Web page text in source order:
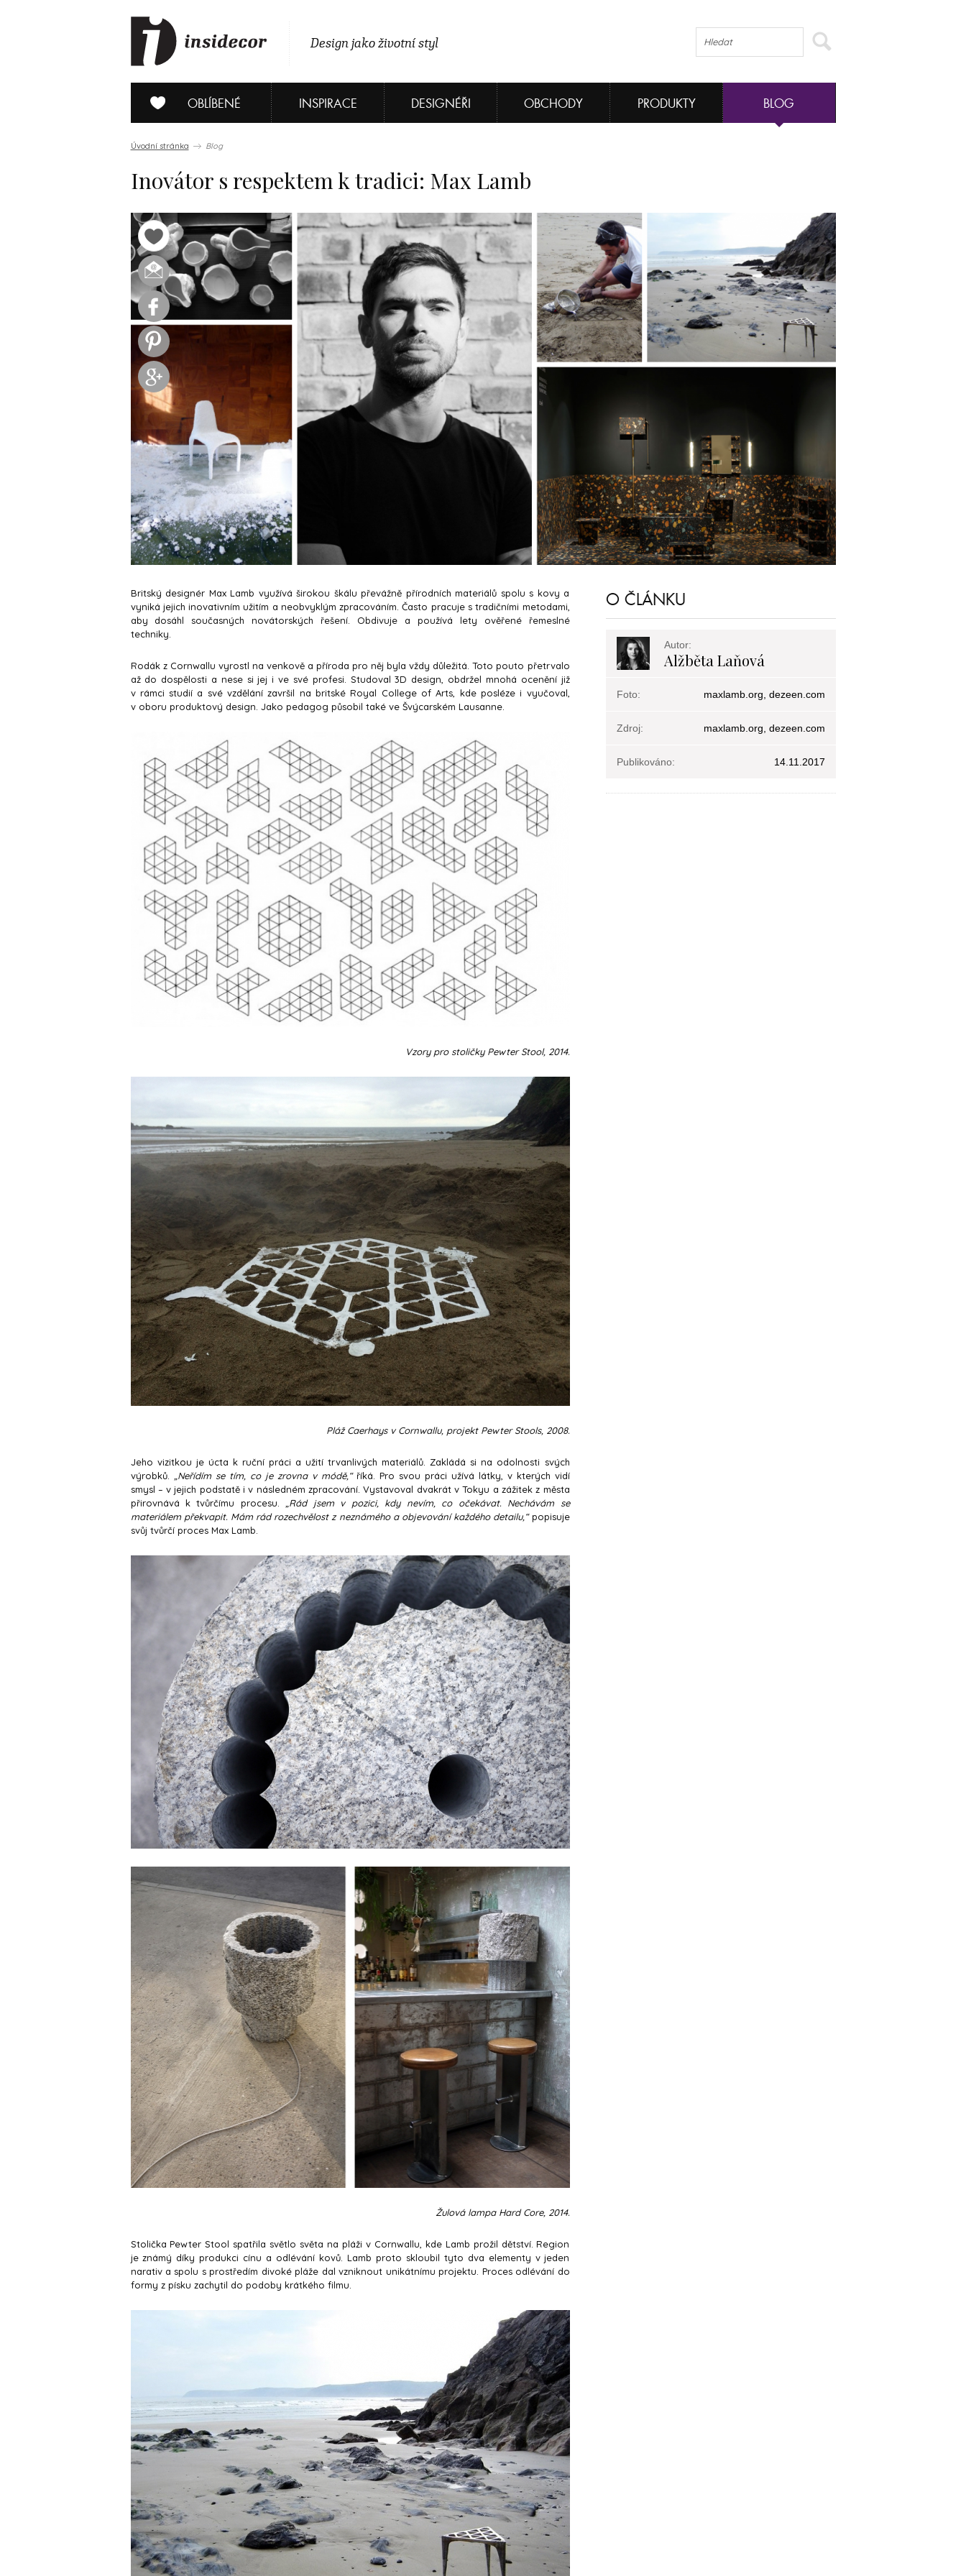
Design jako životní styl
OBLÍBENÉ INSPIRACE DESIGNÉŘI OBCHODY PRODUKTY BLOG
Úvodní stránka Blog
Inovátor s respektem k tradici: Max Lamb
Britský designér Max Lamb využívá širokou škálu převážně přírodních materiálů spolu s kovy a
vyniká jejich inovativním užitím a neobvyklým zpracováním. Často pracuje s tradičními metodami,
aby dosáhl současných novátorských řešení. Obdivuje a používá lety ověřené řemeslné
techniky.
Rodák z Cornwallu vyrostl na venkově a příroda pro něj byla vždy důležitá. Toto pouto přetrvalo
až do dospělosti a nese si jej i ve své profesi. Studoval 3D design, obdržel mnohá ocenění již
v rámci studií a své vzdělání završil na britské Royal College of Arts, kde posléze i vyučoval,
v oboru produktový design. Jako pedagog působil také ve Švýcarském Lausanne.
Vzory pro stoličky Pewter Stool, 2014.
Pláž Caerhays v Cornwallu, projekt Pewter Stools, 2008.
Jeho vizitkou je úcta k ruční práci a užití trvanlivých materiálů. Zakládá si na odolnosti svých
výrobků.
„Neřídím se tím, co je zrovna v módě,“říká. Pro svou práci užívá látky, v kterých vidí
smysl – v jejich podstatě i v následném zpracování. Vystavoval dvakrát v Tokyu a zážitek z města
přirovnává k tvůrčímu procesu.
„Rád jsem v pozici, kdy nevím, co očekávat. Nechávám se
materiálem překvapit. Mám rád rozechvělost z neznámého a objevování každého detailu,“popisuje
svůj tvůrčí proces Max Lamb.
Žulová lampa Hard Core, 2014.
Stolička Pewter Stool spatřila světlo světa na pláži v Cornwallu, kde Lamb prožil dětství. Region
je známý díky produkci cínu a odlévání kovů. Lamb proto skloubil tyto dva elementy v jeden
narativ a spolu s prostředím divoké pláže dal vzniknout unikátnímu projektu. Proces odlévání do
formy z písku zachytil do podoby krátkého filmu.
O ČLÁNKU
Autor:
Alžběta Laňová
Foto: maxlamb.org, dezeen.com
Zdroj: maxlamb.org, dezeen.com
Publikováno: 14.11.2017